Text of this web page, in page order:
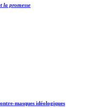
la promesse
masques idéologiques